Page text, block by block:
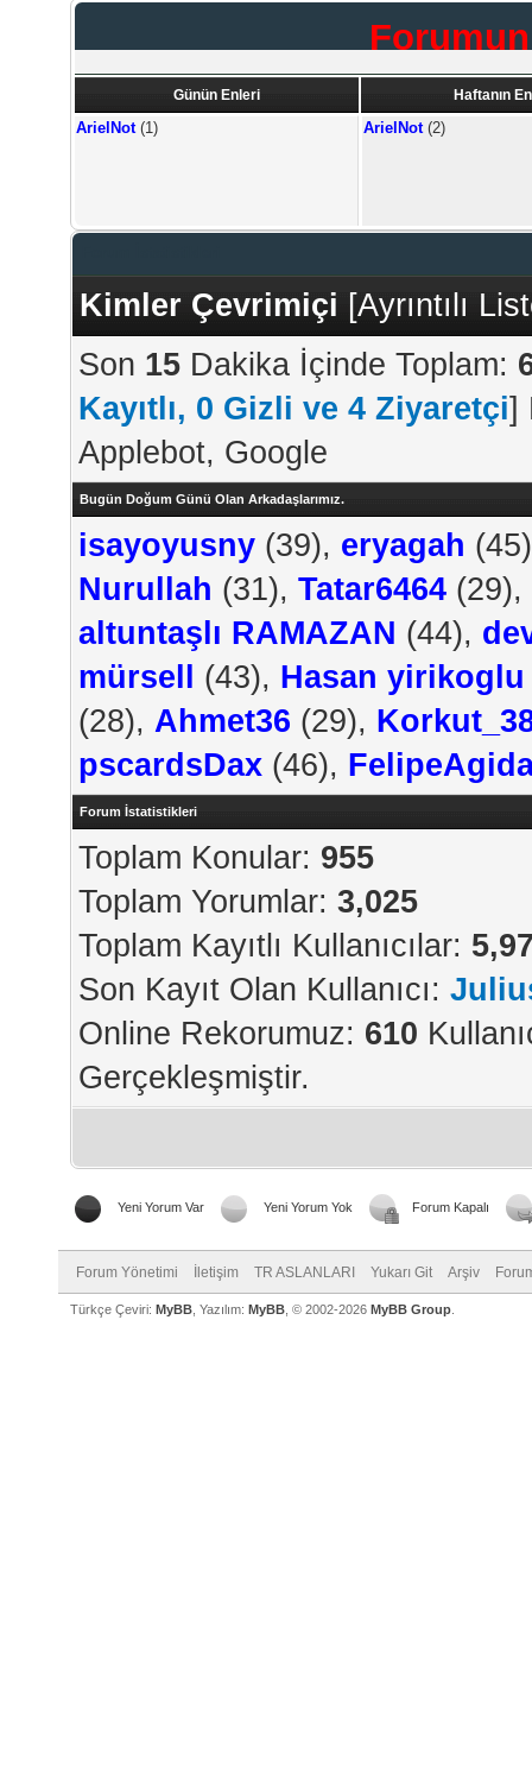
Günün Enleri Haftanın
ArielNot(1) ArielNot(2)
Kimler Çevrimiçi [Ayrıntılı
Son 15 Dakika İçinde Toplam:
Kayıtlı, 0 Gizli ve 4 Ziyaretçi]
Applebot, Google
Bugün Doğum Günü Olan Arkadaşlarımız.
isayoyusny (39), eryagah
Nurullah (31), Tatar6464 (29),
altuntaşlı RAMAZAN (44),
mürsell
(43), Hasan yirikoglu
(28), Ahmet36 (29),
pscardsDax (46),
Forum İstatistikleri
Toplam Konular: 955
Toplam Yorumlar: 3,025
Toplam Kayıtlı Kullanıcılar:
Son Kayıt Olan Kullanıcı:
Online Rekorumuz: 610
Gerçekleşmiştir.
Yeni Yorum Var Yeni Yorum Yok Forum Kapalı
Forum Yönetimi İletişim TR ASLANLARI Yukarı Git Arşiv
Türkçe Çeviri: MyBB , Yazılım: MyBB , © 2002-2026 MyBB Group